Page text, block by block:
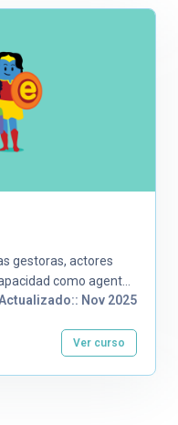
gestoras, actores
como agentes
del abuso y la
Nov 2025
Ver curso